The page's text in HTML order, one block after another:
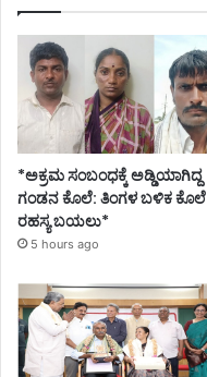
*ಅಕ್ರಮ ಸಂಬಂಧಕ್ಕೆ ಅಡ್ಡಿಯಾಗಿದ್ದ
ಗಂಡನ ಕೊಲೆ: ತಿಂಗಳ ಬಳಿಕ ಕೊಲೆ
ರಹಸ್ಯ ಬಯಲು*
5 hours ago